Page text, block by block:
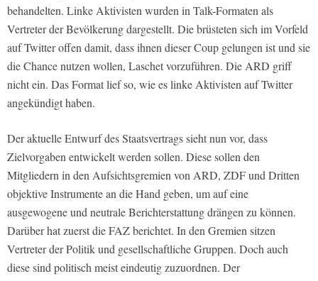
behandelten. Linke Aktivisten wurden in Talk-Formaten als
Vertreter der Bevölkerung dargestellt. Die brüsteten sich im Vorfeld
auf Twitter offen damit, dass ihnen dieser Coup gelungen ist und sie
die Chance nutzen wollen, Laschet vorzuführen. Die ARD griff
nicht ein. Das Format lief so, wie es linke Aktivisten auf Twitter
angekündigt haben.
Der aktuelle Entwurf des Staatsvertrags sieht nun vor, dass
Zielvorgaben entwickelt werden sollen. Diese sollen den
Mitgliedern in den Aufsichtsgremien von ARD, ZDF und Dritten
objektive Instrumente an die Hand geben, um auf eine
ausgewogene und neutrale Berichterstattung drängen zu können.
Darüber hat zuerst die FAZ berichtet. In den Gremien sitzen
Vertreter der Politik und gesellschaftliche Gruppen. Doch auch
diese sind politisch meist eindeutig zuzuordnen. Der